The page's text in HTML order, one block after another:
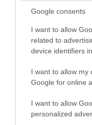
Google consents
I want to allow
related to
device identifiers
I want to allow my
Google for online
I want to allow
personalized
08.08.2026 | 09:02
«Η απόλυτη